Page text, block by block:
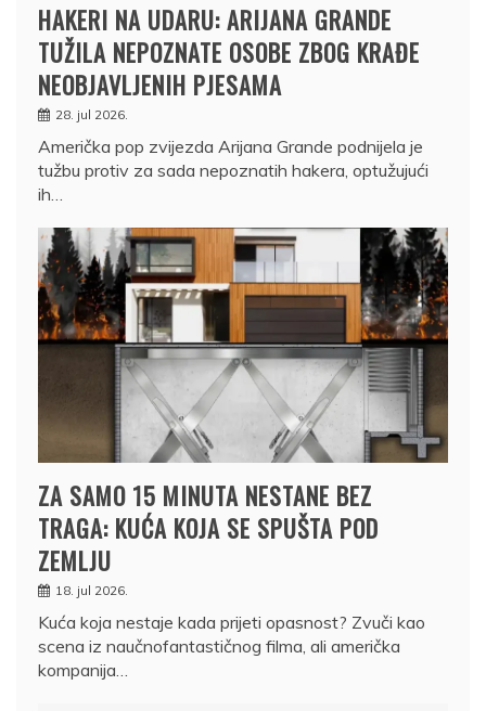
HAKERI NA UDARU: ARIJANA GRANDE
TUŽILA NEPOZNATE OSOBE ZBOG KRAĐE
NEOBJAVLJENIH PJESAMA
28. jul 2026.
Američka pop zvijezda Arijana Grande podnijela je
tužbu protiv za sada nepoznatih hakera, optužujući
ih…
ZA SAMO 15 MINUTA NESTANE BEZ
TRAGA: KUĆA KOJA SE SPUŠTA POD
ZEMLJU
18. jul 2026.
Kuća koja nestaje kada prijeti opasnost? Zvuči kao
scena iz naučnofantastičnog filma, ali američka
kompanija…